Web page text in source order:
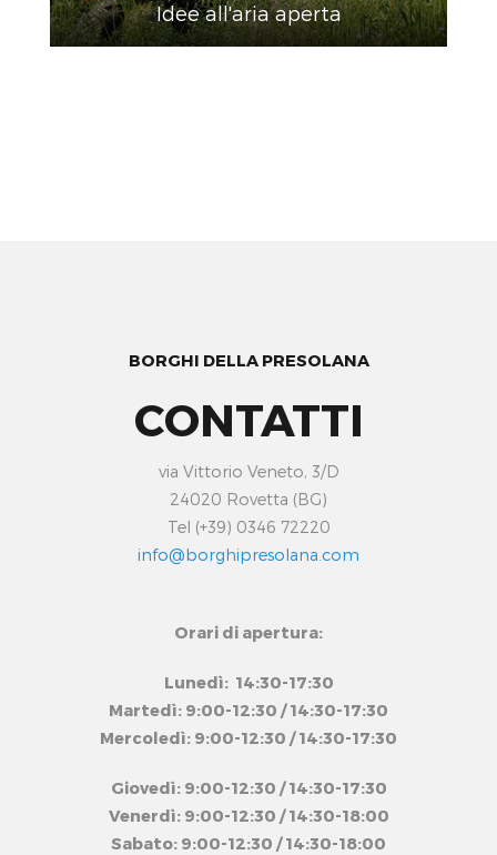
Idee all'aria aperta
BORGHI DELLA PRESOLANA
CONTATTI
via Vittorio Veneto, 3/D
24020 Rovetta (BG)
Tel (+39) 0346 72220
info@borghipresolana.com
Orari di apertura:
Lunedì: 14:30-17:30
Martedì: 9:00-12:30 / 14:30-17:30
Mercoledì: 9:00-12:30 / 14:30-17:30
Giovedì: 9:00-12:30 / 14:30-17:30
Venerdì: 9:00-12:30 / 14:30-18:00
Sabato: 9:00-12:30 / 14:30-18:00